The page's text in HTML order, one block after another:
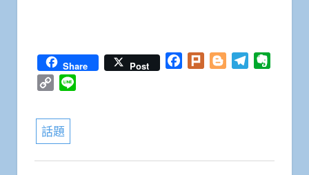
Share Post Facebook
Plurk BloggerTelegram
Copy
話題